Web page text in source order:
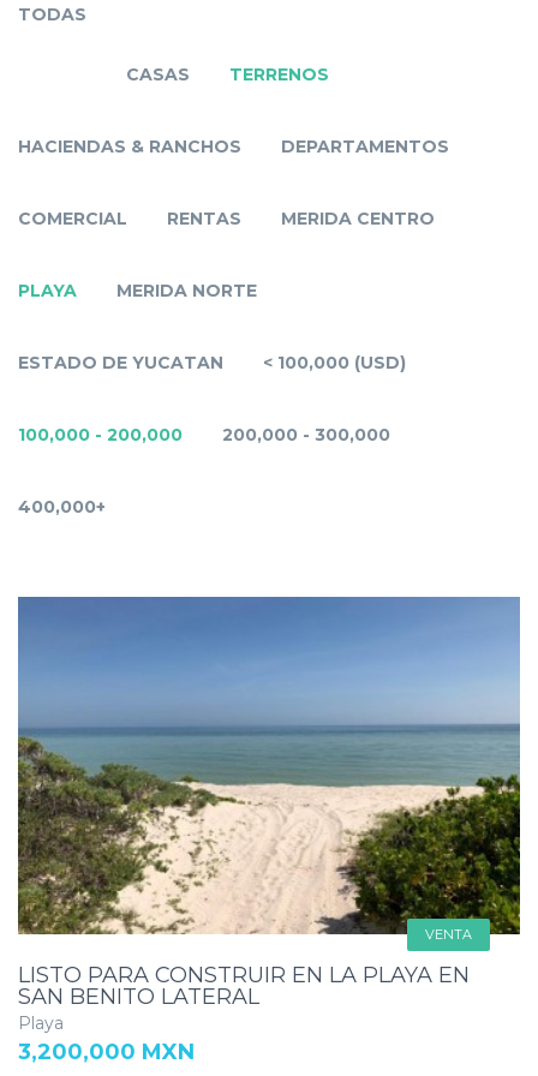
TODAS
CASAS TERRENOS
HACIENDAS & RANCHOS DEPARTAMENTOS
COMERCIAL RENTAS MERIDA CENTRO
PLAYA MERIDA NORTE
ESTADO DE YUCATAN < 100,000 (USD)
100,000 - 200,000 200,000 - 300,000
400,000+
VENTA
LISTO PARA CONSTRUIR EN LA PLAYA EN
SAN BENITO LATERAL
Playa
3,200,000 MXN